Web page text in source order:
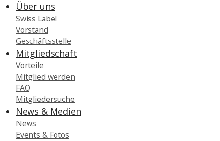
Über uns
Swiss Label
Vorstand
Geschäftsstelle
Mitgliedschaft
Vorteile
Mitglied werden
FAQ
Mitgliedersuche
News & Medien
News
Events & Fotos